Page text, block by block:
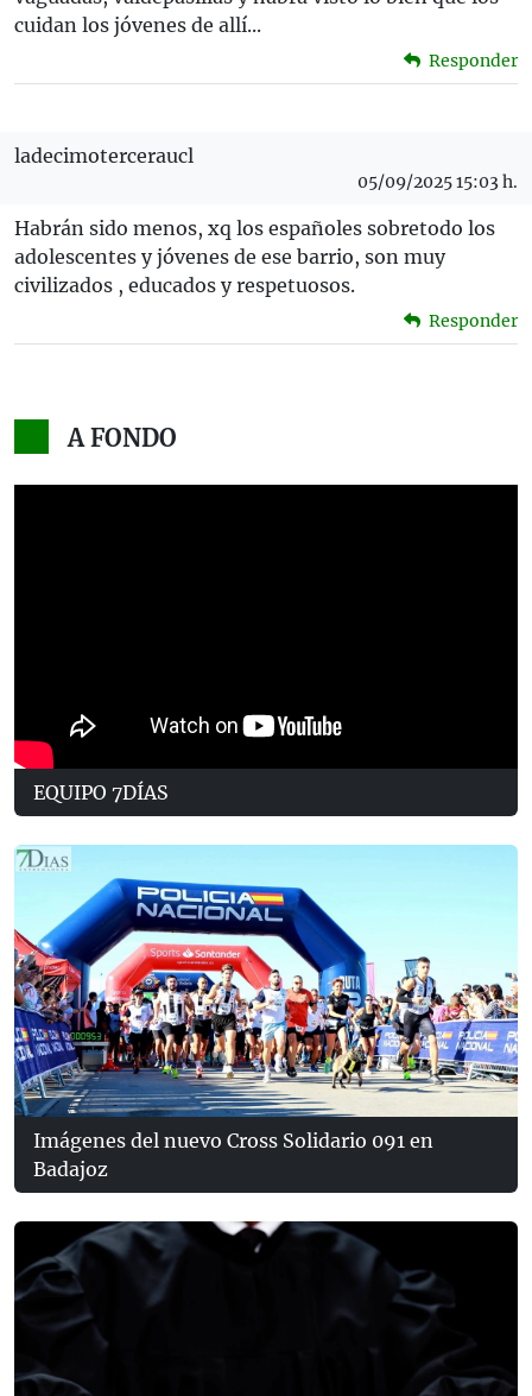
cuidan los jóvenes de allí...
Responder
ladecimoterceraucl
05/09/2025 15:03 h.
Habrán sido menos, xq los españoles sobretodo los
adolescentes y jóvenes de ese barrio, son muy
civilizados , educados y respetuosos.
Responder
A FONDO
EQUIPO 7DÍAS
Imágenes del nuevo Cross Solidario 091 en
Badajoz